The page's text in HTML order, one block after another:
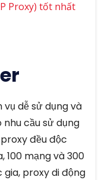
Proxy) tốt nhất
dễ sử dụng và
cầu sử dụng
đều độc
100 mạng và 300
gia, proxy di động